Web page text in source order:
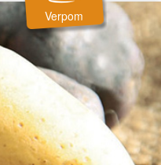
Verpom